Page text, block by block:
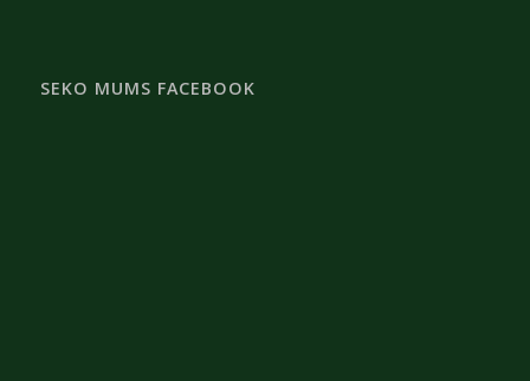
SEKO MUMS FACEBOOK